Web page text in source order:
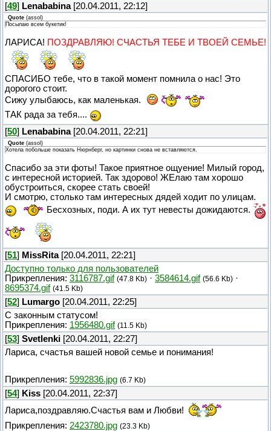
[49] Lenababina[20.04.2011, 22:12]
Quote (assol )
Посылаю всем букетик!
ЛАРИСА! ПОЗДРАВЛЯЮ! СЧАСТЬЯ ТЕБЕ И ТВОЕЙ СЕМЬЕ!
СПАСИБО тебе, что в такой момент помнила о нас! Это
дорогого стоит.
Сижу улыбаюсь, как маленькая.
ТАК рада за тебя....
[50] Lenababina[20.04.2011, 22:21]
Quote (assol )
Хотела побольше показать Нюрнберг, но картинки снова не вставляются.
Спасибо за эти фоты! Такое приятное ощуение! Милый город,
с интересной историей. Так здорово! ЖЕлаю там хорошо
обустроиться, скорее стать своей!
И смотрю, столько там интересных дядей ходит по улицам.
Бесхозных, поди. А их тут невесты дожидаются.
[51] MissRita[20.04.2011, 22:21]
Доступно только для пользователей
Прикрепления: 3116787.gif (47.8 Kb) · 3584614.gif (56.6 Kb) ·
8695374.gif (41.5 Kb)
[52] Lumargo [20.04.2011, 22:25]
С законным статусом!
Прикрепления: 1956480.gif (11.5 Kb)
[53] Svetlenki [20.04.2011, 22:27]
Лариса, счастья вашей новой семье и понимания!
Прикрепления: 5992836.jpg (6.7 Kb)
[54] Kiss [20.04.2011, 22:37]
Лариса,поздравляю.Счастья вам и Любви!
Прикрепления: 2423780.jpg (23.3 Kb)